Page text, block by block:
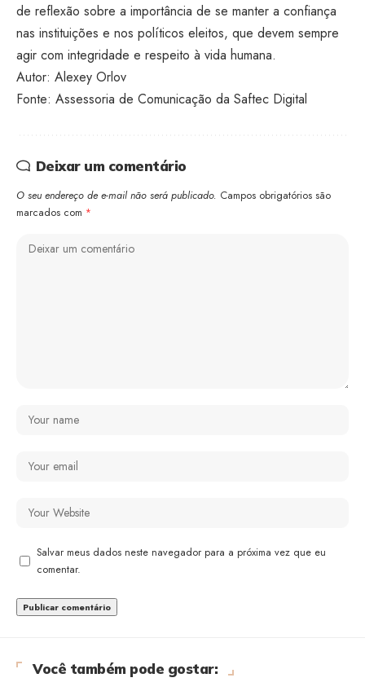
de reflexão sobre a importância de se manter a confiança
nas instituições e nos políticos eleitos, que devem sempre
agir com integridade e respeito à vida humana.
Autor: Alexey Orlov
Fonte: Assessoria de Comunicação da Saftec Digital
Deixar um comentário
O seu endereço de e-mail não será publicado. Campos obrigatórios são
marcados com *
Salvar meus dados neste navegador para a próxima vez que eu
comentar.
Você também pode gostar: